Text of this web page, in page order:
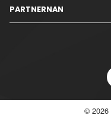
PARTNERNAN
© 2026